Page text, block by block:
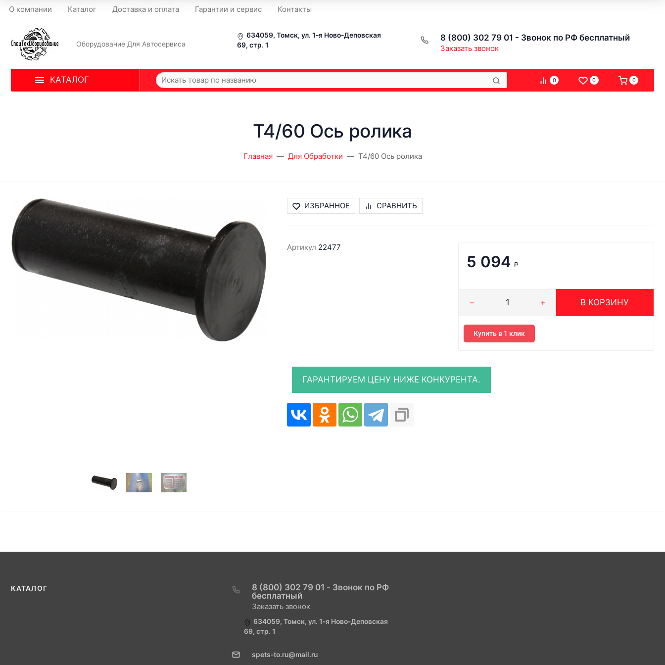
О компании Каталог Доставка и оплата Гарантии и сервис Контакты
Оборудование Для Автосервиса
634059, Томск, ул. 1-я Ново-Деповская
69, стр. 1
8 (800) 302 79 01 - Звонок по РФ бесплатный
Заказать звонок
КАТАЛОГ 0 0 0
T4/60 Ось ролика
Главная Для Обработки T4/60 Ось ролика
ИЗБРАННОЕ СРАВНИТЬ
Артикул 22477
5 094 ₽
В КОРЗИНУ
Купить в 1 клик
КАТАЛОГ
8 (800) 302 79 01 - Звонок по РФ
бесплатный
Заказать звонок
634059, Томск, ул. 1-я Ново-Деповская
69, стр. 1
spets-to.ru@mail.ru